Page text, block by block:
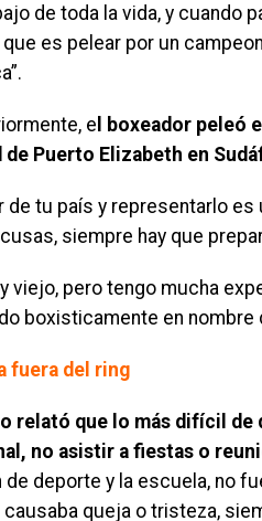
de toda la vida, y cuando
que es pelear por un
e l boxeador peleó
de Puerto Elizabeth en
de tu país y representarlo
siempre hay que
viejo, pero tengo mucha
boxisticamente en nombre
fuera del ring
relató que lo más difícil
no asistir a fiestas o
de deporte y la escuela, no
causaba queja o tristeza,